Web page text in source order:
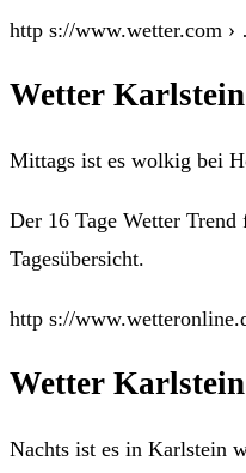
http s://www.wetter.com
Wetter
Mittags ist es wolkig bei
Der 16 Tage Wetter
Tagesübersicht.
http s://
Wetter
Nachts ist es in Karlstein